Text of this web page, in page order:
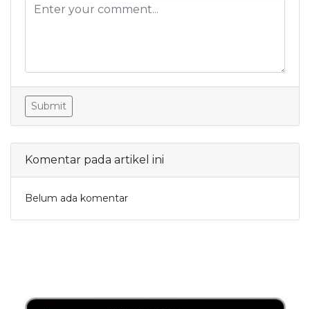
Submit
Komentar pada artikel ini
Belum ada komentar